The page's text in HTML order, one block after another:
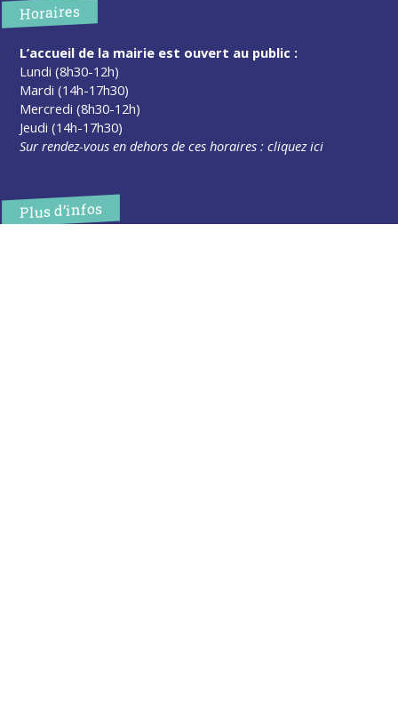
Horaires
L’accueil de la mairie est ouvert au public :
Lundi (8h30-12h)
Mardi (14h-17h30)
Mercredi (8h30-12h)
Jeudi (14h-17h30)
Sur rendez-vous en dehors de ces horaires :cliquez ici
Plus d’infos